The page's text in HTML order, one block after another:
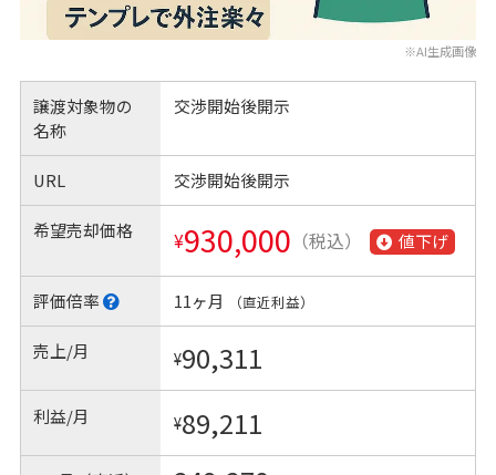
※AI生成画像
譲渡対象物の
名称
交渉開始後開示
URL 交渉開始後開示
希望売却価格 ¥930,000 （税込） 値下げ
評価倍率 11ヶ月 （直近利益）
売上/月 ¥90,311
利益/月 ¥89,211